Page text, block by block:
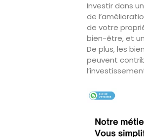
Investir dans un
de
de votre
bien-être, et un
De plus, les
peuvent